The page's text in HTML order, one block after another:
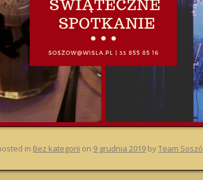
in Bez kategorii on 9 grudnia 2019 byTeam